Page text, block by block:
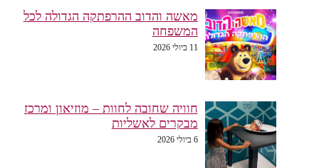
מאשה והדוב ההרפתקה הגדולה לכל
המשפחה
11 ביולי 2026
חוויה שחובה לחוות – מוזיאון ומרכז
מבקרים לאשליות
6 ביולי 2026